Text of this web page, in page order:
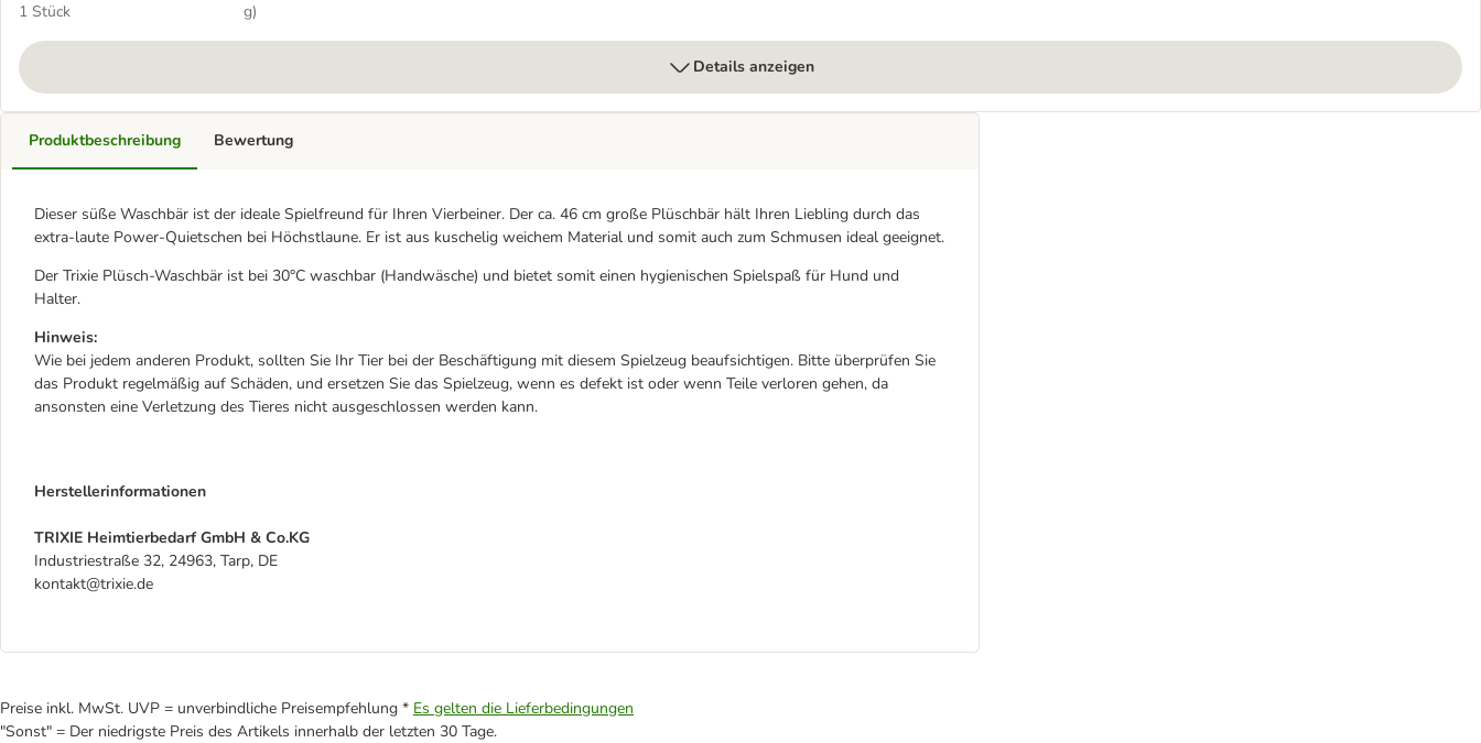
Power-Quietscher
1 Stück
g)
Details anzeigen
Produktbeschreibung
Dieser süße Waschbär ist der ideale Spielfreund für Ihren Vierbeiner. Der ca. 46 cm große Plüschbär hält Ihren Liebling durch das
extra-laute Power-Quietschen bei Höchstlaune. Er ist aus kuschelig weichem Material und somit auch zum Schmusen ideal geeignet.
Der Trixie Plüsch-Waschbär ist bei 30°C waschbar (Handwäsche) und bietet somit einen hygienischen Spielspaß für Hund und
Halter.
Hinweis:
Wie bei jedem anderen Produkt, sollten Sie Ihr Tier bei der Beschäftigung mit diesem Spielzeug beaufsichtigen. Bitte überprüfen Sie
das Produkt regelmäßig auf Schäden, und ersetzen Sie das Spielzeug, wenn es defekt ist oder wenn Teile verloren gehen, da
ansonsten eine Verletzung des Tieres nicht ausgeschlossen werden kann.
Herstellerinformationen
TRIXIE Heimtierbedarf GmbH & Co.KG
Industriestraße 32, 24963, Tarp, DE
kontakt@trixie.de
Bewertung
Preise inkl. MwSt. UVP = unverbindliche Preisempfehlung * Es gelten die Lieferbedingungen
"Sonst" = Der niedrigste Preis des Artikels innerhalb der letzten 30 Tage.